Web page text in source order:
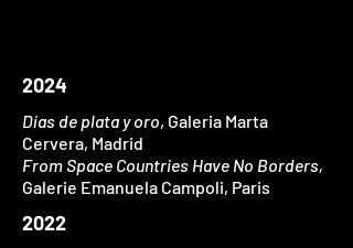
2024
Días de plata y oro, Galeria Marta
Cervera, Madrid
From Space Countries Have No Borders,
Galerie Emanuela Campoli, Paris
2022